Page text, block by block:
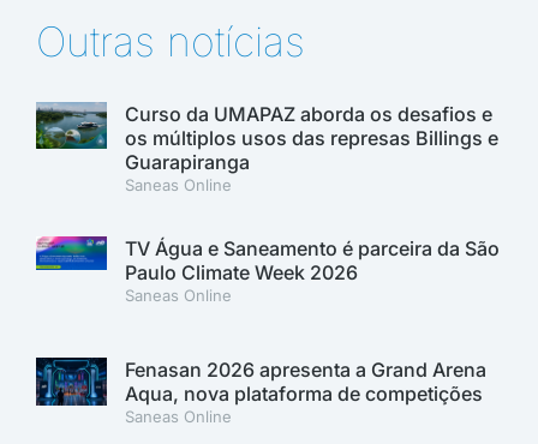
Outras notícias
Curso da UMAPAZ aborda os desafios e
os múltiplos usos das represas Billings e
Guarapiranga
Saneas Online
TV Água e Saneamento é parceira da São
Paulo Climate Week 2026
Saneas Online
Fenasan 2026 apresenta a Grand Arena
Aqua, nova plataforma de competições
Saneas Online